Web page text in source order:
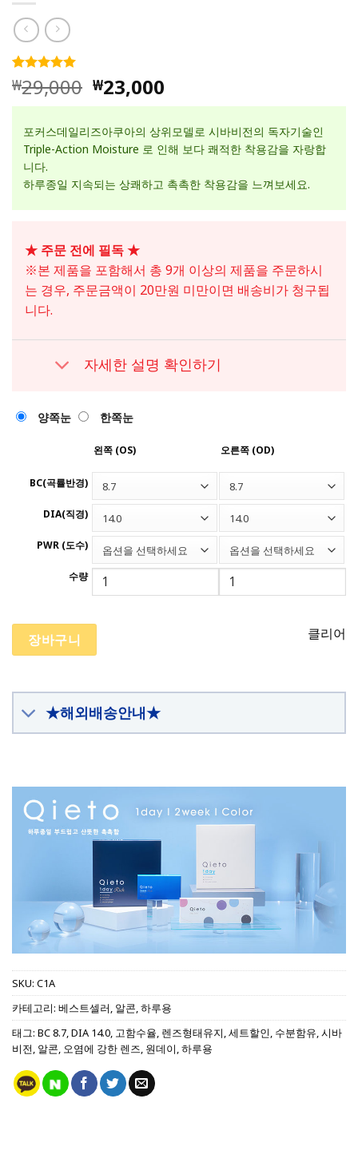
4.98개의
고객 평가
를 기준으
점에
181
점으
로 평가됨
₩29,000 ₩23,000
포커스데일리즈아쿠아의 상위모델로 시바비전의 독자기술인
Triple-Action Moisture 로 인해 보다 쾌적한 착용감을 자랑합
니다.
하루종일 지속되는 상쾌하고 촉촉한 착용감을 느껴보세요.
★ 주문 전에 필독 ★
※본 제품을 포함해서 총 9개 이상의 제품을 주문하시
는 경우, 주문금액이 20만원 미만이면 배송비가 청구됩
니다.
자세한 설명 확인하기
양쪽눈 한쪽눈
BC(곡률반경)
DIA(직경)
PWR (도수)
수량
왼쪽 (OS)
8.7
14.0
옵션을 선택하세요
오른쪽 (OD)
8.7
14.0
옵션을 선택하세요
클리어
장바구니
★해외배송안내★
SKU: C1A
카테고리: 베스트셀러, 알콘,하루용
태그: BC 8.7,DIA 14.0, 고함수율, 렌즈형태유지,세트할인, 수분함유,시바
비전, 알콘, 오염에 강한 렌즈, 원데이,하루용